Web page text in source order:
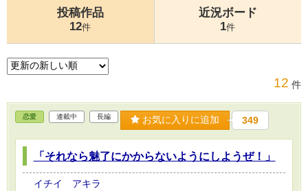
投稿作品
12件
近況ボード
1件
12 件
恋愛 連載中 長編 お気に入りに追加 349
「それなら魅了にかからないようにしようぜ！」
イチイ アキラ